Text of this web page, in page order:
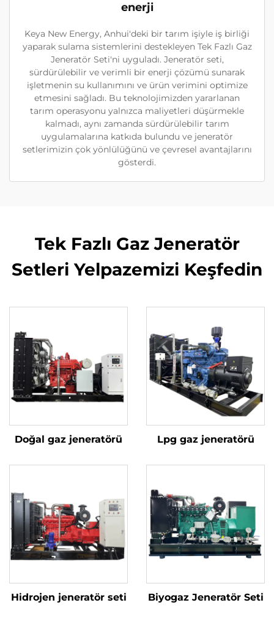
enerji
Keya New Energy, Anhui'deki bir tarım işiyle iş birliği
yaparak sulama sistemlerini destekleyen Tek Fazlı Gaz
Jeneratör Seti'ni uyguladı. Jeneratör seti,
sürdürülebilir ve verimli bir enerji çözümü sunarak
işletmenin su kullanımını ve ürün verimini optimize
etmesini sağladı. Bu teknolojimizden yararlanan
tarım operasyonu yalnızca maliyetleri düşürmekle
kalmadı, aynı zamanda sürdürülebilir tarım
uygulamalarına katkıda bulundu ve jeneratör
setlerimizin çok yönlülüğünü ve çevresel avantajlarını
gösterdi.
Tek Fazlı Gaz Jeneratör
Setleri Yelpazemizi Keşfedin
Doğal gaz jeneratörü Lpg gaz jeneratörü
Hidrojen jeneratör seti Biyogaz Jeneratör Seti